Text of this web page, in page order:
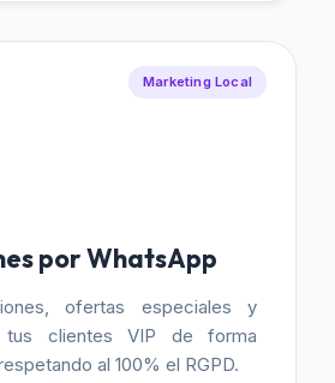
Marketing Local
por WhatsApp
ofertas especiales y
tus clientes VIP de forma
al 100% el RGPD.